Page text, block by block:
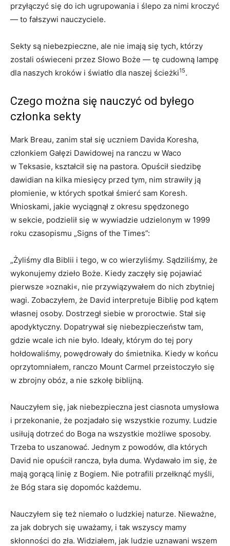
przyłączyć się do ich ugrupowania i ślepo za nimi kroczyć
— to fałszywi nauczyciele.
Sekty są niebezpieczne, ale nie imają się tych, którzy
zostali oświeceni przez Słowo Boże — tę cudowną lampę
dla naszych kroków i światło dla naszej ścieżki15.
Czego można się nauczyć od byłego
członka sekty
Mark Breau, zanim stał się uczniem Davida Koresha,
członkiem Gałęzi Dawidowej na ranczu w Waco
w Teksasie, kształcił się na pastora. Opuścił siedzibę
dawidian na kilka miesięcy przed tym, nim strawiły ją
płomienie, w których spotkał śmierć sam Koresh.
Wnioskami, jakie wyciągnął z okresu spędzonego
w sekcie, podzielił się w wywiadzie udzielonym w 1999
roku czasopismu „Signs of the Times”:
„Żyliśmy dla Biblii i tego, w co wierzyliśmy. Sądziliśmy, że
wykonujemy dzieło Boże. Kiedy zaczęły się pojawiać
pierwsze »oznaki«, nie przywiązywałem do nich zbytniej
wagi. Zobaczyłem, że David interpretuje Biblię pod kątem
własnej osoby. Dostrzegł siebie w proroctwie. Stał się
apodyktyczny. Dopatrywał się niebezpieczeństw tam,
gdzie wcale ich nie było. Ideały, którym do tej pory
hołdowaliśmy, powędrowały do śmietnika. Kiedy w końcu
oprzytomniałem, ranczo Mount Carmel przeistoczyło się
w zbrojny obóz, a nie szkołę biblijną.
Nauczyłem się, jak niebezpieczna jest ciasnota umysłowa
i przekonanie, że pozjadało się wszystkie rozumy. Ludzie
usiłują dotrzeć do Boga na wszystkie możliwe sposoby.
Trzeba to uszanować. Jednym z powodów, dla których
David nie opuścił rancza, była duma. Wydawało im się, że
mają gorącą linię z Bogiem. Nie potrafili przełknąć myśli,
że Bóg stara się dopomóc każdemu.
Nauczyłem się też niemało o ludzkiej naturze. Nieważne,
za jak dobrych się uważamy, i tak wszyscy mamy
skłonności do zła. Widziałem, jak ludzie uznawani wszem